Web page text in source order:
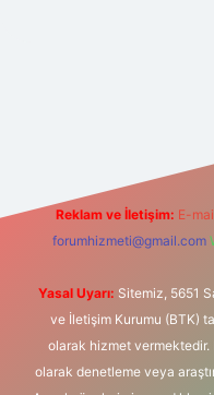
Reklam ve İletişim: E-
forumhizmeti@gmail.com
Yasal Uyarı: Sitemiz, 5651
ve İletişim Kurumu (BTK)
olarak hizmet
olarak denetleme veya